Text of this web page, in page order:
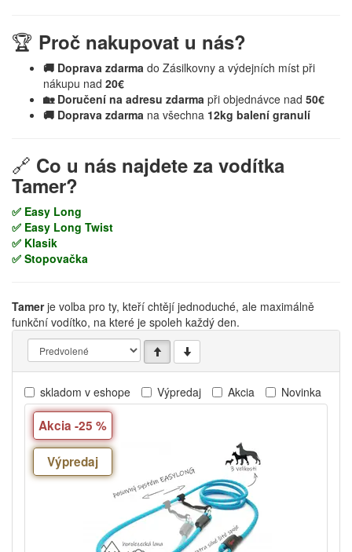
🏆 Proč nakupovat u nás?
🚚 Doprava zdarma do Zásilkovny a výdejních míst při
nákupu nad 20€
🏡 Doručení na adresu zdarma při objednávce nad 50€
🚚 Doprava zdarma na všechna 12kg balení granulí
🔗 Co u nás najdete za vodítka
Tamer?
✅ Easy Long
✅ Easy Long Twist
✅ Klasik
✅ Stopovačka
Tamerje volba pro ty, kteří chtějí jednoduché, ale maximálně
funkční vodítko, na které je spoleh každý den.
skladom v eshope Výpredaj Akcia Novinka
Akcia -25 %
Výpredaj